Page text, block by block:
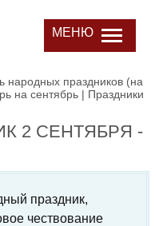
МЕНЮ
народных праздников (на
на сентябрь | Праздники
2 СЕНТЯБРЯ -
праздник,
чествование